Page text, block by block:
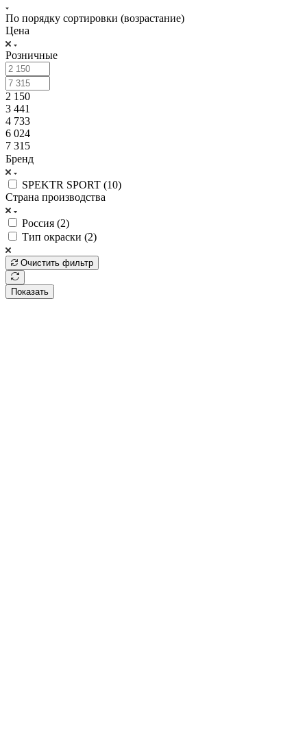
По порядку сортировки (возрастание)
Цена
Розничные
2 150
3 441
4 733
6 024
7 315
Бренд
SPEKTR SPORT (10)
Страна производства
Россия (2)
Тип окраски (2)
Очистить фильтр
Показать